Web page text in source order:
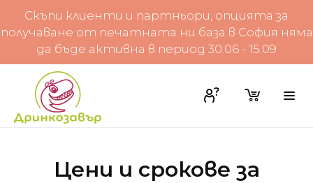
Скъпи клиенти и партньори, опцията за
получаване от печатната ни база в София няма
да бъде активна в период 30.06 - 15.09
Цени и срокове за